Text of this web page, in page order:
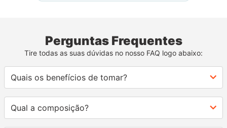
Perguntas Frequentes
Tire todas as suas dúvidas no nosso FAQ logo abaixo:
Quais os benefícios de tomar?
Qual a composição?